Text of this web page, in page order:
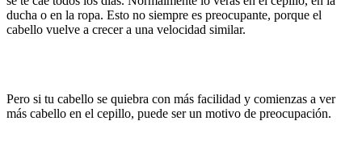
ducha o en la ropa. Esto no siempre es preocupante, porque el
cabello vuelve a crecer a una velocidad similar.
Pero si tu cabello se quiebra con más facilidad y comienzas a ver
más cabello en el cepillo, puede ser un motivo de preocupación.